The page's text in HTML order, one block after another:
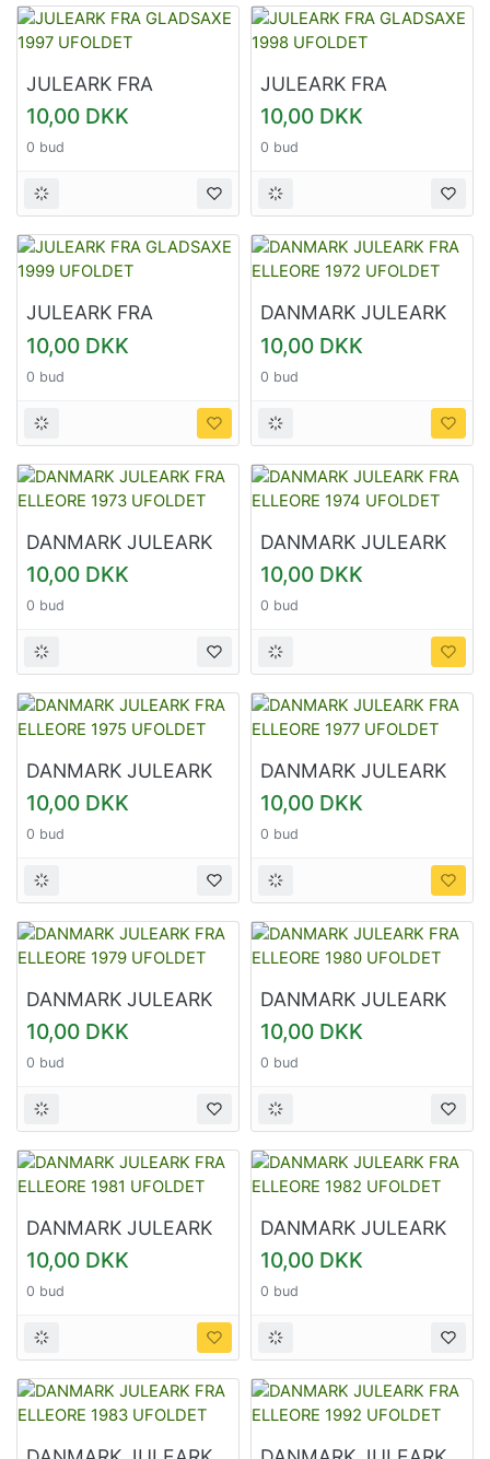
JULEARK FRA
GLADSAXE 1997
UFOLDET
10,00 DKK
0 bud
JULEARK FRA
GLADSAXE 1998
UFOLDET
10,00 DKK
0 bud
JULEARK FRA
GLADSAXE 1999
UFOLDET
10,00 DKK
0 bud
DANMARK JULEARK
FRA ELLEORE 1972
UFOLDET
10,00 DKK
0 bud
DANMARK JULEARK
FRA ELLEORE 1973
UFOLDET
10,00 DKK
0 bud
DANMARK JULEARK
FRA ELLEORE 1974
UFOLDET
10,00 DKK
0 bud
DANMARK JULEARK
FRA ELLEORE 1975
UFOLDET
10,00 DKK
0 bud
DANMARK JULEARK
FRA ELLEORE 1977
UFOLDET
10,00 DKK
0 bud
DANMARK JULEARK
FRA ELLEORE 1979
UFOLDET
10,00 DKK
0 bud
DANMARK JULEARK
FRA ELLEORE 1980
UFOLDET
10,00 DKK
0 bud
DANMARK JULEARK
FRA ELLEORE 1981
UFOLDET
10,00 DKK
0 bud
DANMARK JULEARK
FRA ELLEORE 1982
UFOLDET
10,00 DKK
0 bud